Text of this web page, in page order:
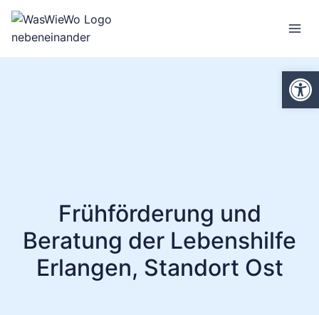
Zum
Inhalt
springen
Frühförderung und
Beratung der Lebenshilfe
Erlangen, Standort Ost